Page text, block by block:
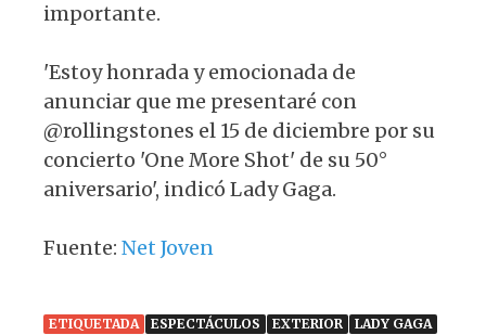
importante.
'Estoy honrada y emocionada de
anunciar que me presentaré con
@rollingstones el 15 de diciembre por su
concierto 'One More Shot' de su 50°
aniversario', indicó Lady Gaga.
Fuente: Net Joven
ETIQUETADA ESPECTÁCULOS EXTERIOR
LADY GAGA